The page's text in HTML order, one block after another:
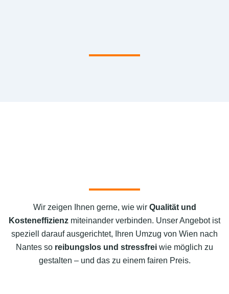
Wir zeigen Ihnen gerne, wie wir Qualität und
Kosteneffizienz miteinander verbinden. Unser Angebot ist
speziell darauf ausgerichtet, Ihren Umzug von Wien nach
Nantes so reibungslos und stressfrei wie möglich zu
gestalten – und das zu einem fairen Preis.